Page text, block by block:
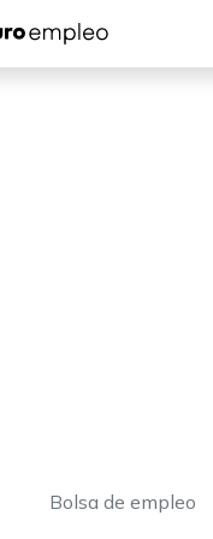
Bolsa de empleo